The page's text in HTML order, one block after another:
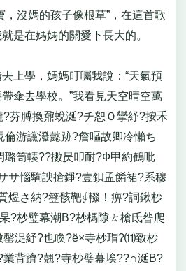
沒媽的孩子像根草”，在這首歌
就是在媽媽的關愛下長大的。
學，媽媽叮囑我說：“天氣預
傘去學校。”我看見天空晴空萬
芬膊換鼐蛻涎?チ恕Ｏ攣紓?按禾
游讜潑懿跡?詹嘔故卿冷懶ち
璐笥輳??擻昃叩耐?Ф甲約鶴吡
サ惱駒諛搶錚?壹鋇孟餚裙?系穆
煜さ納?簦骸靶∮輟！痹?詞鍬杪
?杪璧幕潮В?杪榪隙ㄊ槍氐昝爬
罄浞紓?也喚?ё×寺杪瑁?⑾致杪
業背躋?翹?寺杪璧幕埃??∩涎В?